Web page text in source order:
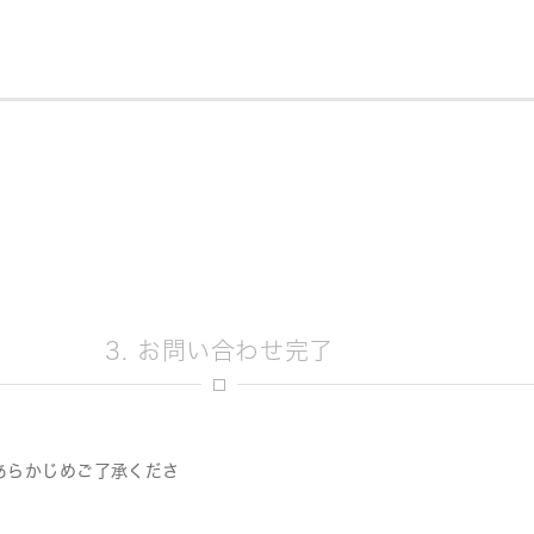
3. お問い合わせ完了
かじめご了承くださ